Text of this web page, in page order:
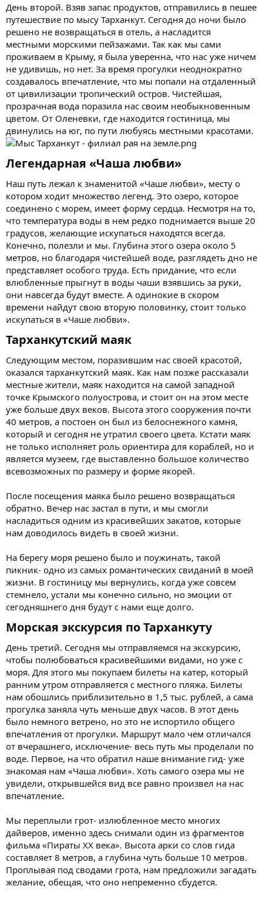
День второй. Взяв запас продуктов, отправились в пешее
путешествие по мысу Тарханкут. Сегодня до ночи было
решено не возвращаться в отель, а насладится
местными морскими пейзажами. Так как мы сами
проживаем в Крыму, я была уверенна, что нас уже ничем
не удивишь, но нет. За время прогулки неоднократно
создавалось впечатление, что мы попали на отдаленный
от цивилизации тропический остров. Чистейшая,
прозрачная вода поразила нас своим необыкновенным
цветом. От Оленевки, где находится гостиница, мы
двинулись на юг, по пути любуясь местными красотами.
Легендарная «Чаша любви»​
Наш путь лежал к знаменитой «Чаше любви», месту о
котором ходит множество легенд. Это озеро, которое
соединено с морем, имеет форму сердца. Несмотря на то,
что температура воды в нем редко поднимается выше 20
градусов, желающие искупаться находятся всегда.
Конечно, полезли и мы. Глубина этого озера около 5
метров, но благодаря чистейшей воде, разглядеть дно не
представляет особого труда. Есть придание, что если
влюбленные прыгнут в воды чаши взявшись за руки,
они навсегда будут вместе. А одинокие в скором
времени найдут свою вторую половинку, стоит только
искупаться в «Чаше любви».
Тарханкутский маяк​
Следующим местом, поразившим нас своей красотой,
оказался тарханкутский маяк. Как нам позже рассказали
местные жители, маяк находится на самой западной
точке Крымского полуострова, и стоит он на этом месте
уже больше двух веков. Высота этого сооружения почти
40 метров, а постоен он был из белоснежного камня,
который и сегодня не утратил своего цвета. Кстати маяк
не только исполняет роль ориентира для кораблей, но и
является музеем, где выставленно большое количество
всевозможных по размеру и форме якорей.
После посещения маяка было решено возвращаться
обратно. Вечер нас застал в пути, и мы смогли
насладиться одним из красивейших закатов, которые
нам доводилось видеть в своей жизни.
На берегу моря решено было и поужинать, такой
пикник- одно из самых романтических свиданий в моей
жизни. В гостиницу мы вернулись, когда уже совсем
стемнело, устали мы конечно сильно, но эмоции от
сегодняшнего дня будут с нами еще долго.
Морская экскурсия по Тарханкуту​
День третий. Сегодня мы отправляемся на экскурсию,
чтобы полюбоваться красивейшими видами, но уже с
моря. Для этого мы покупаем билеты на катер, который
ранним утром отправляется с местного пляжа. Билеты
нам обошлись приблизительно в 1,5 тыс. рублей, а сама
прогулка заняла чуть меньше двух часов. В этот день
было немного ветрено, но это не испортило общего
впечатления от прогулки. Маршрут мало чем отличался
от вчерашнего, исключение- весь путь мы проделали по
воде. Первое, на что обратил наше внимание гид- уже
знакомая нам «Чаша любви». Хоть самого озера мы не
увидели, открывшейся вид все равно произвел на нас
впечатление.
Мы переплыли грот- излюбленное место многих
дайверов, именно здесь снимали один из фрагментов
фильма «Пираты XX века». Высота арки со слов гида
составляет 8 метров, а глубина чуть больше 10 метров.
Проплывая под сводами грота, нам предложили загадать
желание, обещая, что оно непременно сбудется.